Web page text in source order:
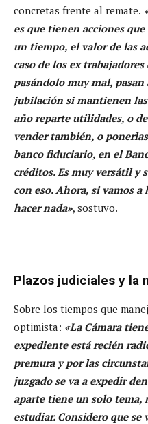
concretas frente al remate.
es que tienen acciones
un tiempo, el valor de las
caso de los ex
pasándolo muy mal,
jubilación si mantienen
año reparte utilidades, o
vender también, o
banco fiduciario, en el
créditos. Es muy versátil y
con eso. Ahora, si vamos
hacer nada», sostuvo.
Plazos judiciales y la
Sobre los tiempos que
optimista: «La Cámara
expediente está recién
premura y por las
juzgado se va a expedir
aparte tiene un solo tema,
estudiar. Considero que se